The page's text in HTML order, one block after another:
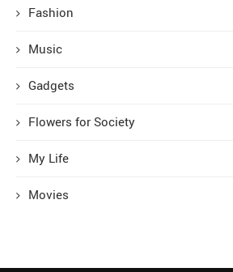
Fashion
Music
Gadgets
Flowers for Society
My Life
Movies